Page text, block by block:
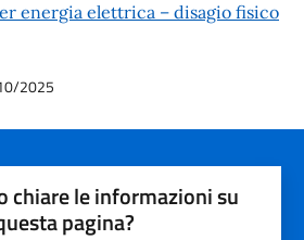
energia elettrica – disagio fisico
2025
chiare le informazioni su
pagina?